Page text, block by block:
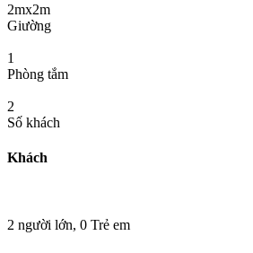
2mx2m
Giường
1
Phòng tắm
2
Số khách
Khách
2 người lớn, 0 Trẻ em